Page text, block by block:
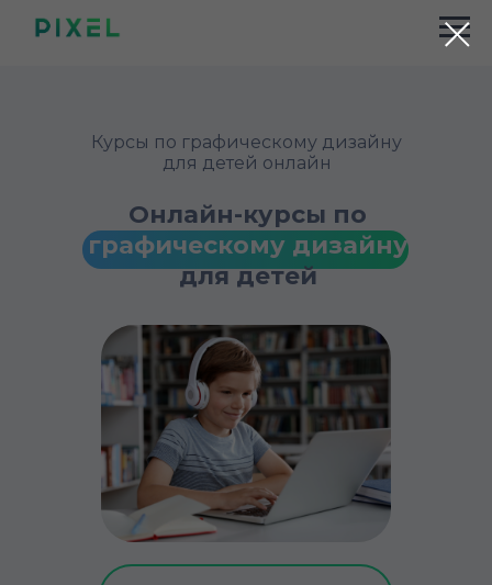
Курсы по графическому дизайну
для детей онлайн
Онлайн-курсы по
графическому дизайну
для детей